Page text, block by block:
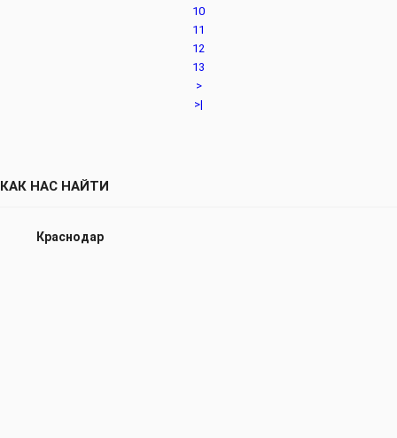
10
11
12
13
>
>|
КАК НАС НАЙТИ
Краснодар